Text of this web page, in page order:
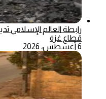
رابطة العالم الإسلامي
قطاع غزة
6 أغسطس، 2026